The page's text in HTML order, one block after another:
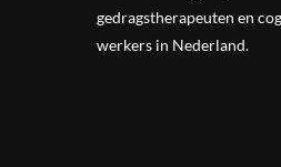
gedragstherapeuten en
werkers in Nederland.